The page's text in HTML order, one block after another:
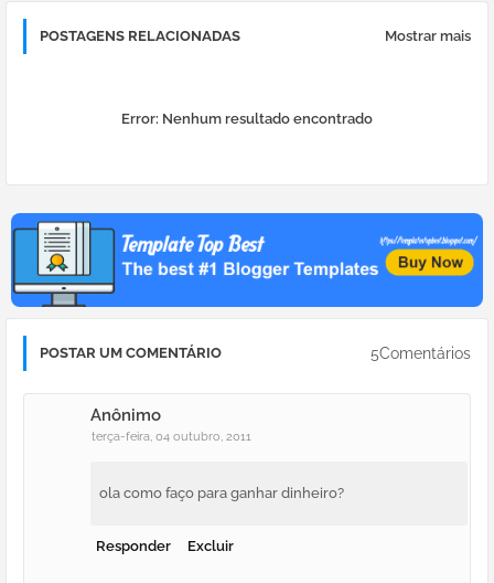
POSTAGENS RELACIONADAS Mostrar mais
Error: Nenhum resultado encontrado
POSTAR UM COMENTÁRIO 5Comentários
Anônimo
terça-feira, 04 outubro, 2011
ola como faço para ganhar dinheiro?
Responder Excluir